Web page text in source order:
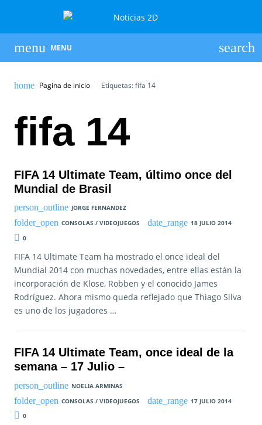
MENU
Pagina de inicio Etiquetas: fifa 14
fifa 14
FIFA 14 Ultimate Team, último once del
Mundial de Brasil
JORGE FERNANDEZ
CONSOLAS / VIDEOJUEGOS
18 JULIO 2014
0
FIFA 14 Ultimate Team ha mostrado el once ideal del
Mundial 2014 con muchas novedades, entre ellas están la
incorporación de Klose, Robben y el conocido James
Rodríguez. Ahora mismo queda reflejado que Thiago Silva
es uno de los jugadores …
FIFA 14 Ultimate Team, once ideal de la
semana – 17 Julio –
NOELIA ARMINAS
CONSOLAS / VIDEOJUEGOS
17 JULIO 2014
0